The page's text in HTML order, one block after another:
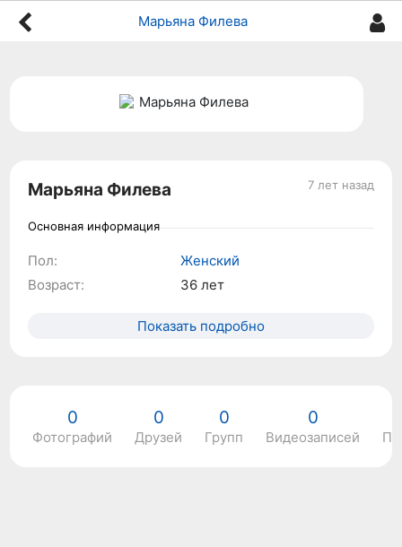
Марьяна Филева
7 лет назад
Марьяна Филева
Основная информация
Пол:
Женский
Возраст:
36 лет
Показать подробно
0
Фотографий
0
Друзей
0
Групп
0
Видеозаписей